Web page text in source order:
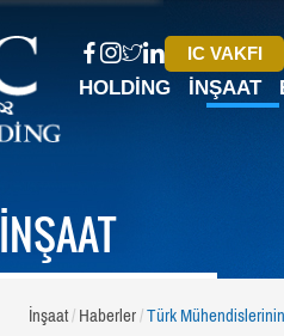
IC VAKFI
HOLDING İNŞAAT
İNŞAAT
İnşaat Haberler Türk